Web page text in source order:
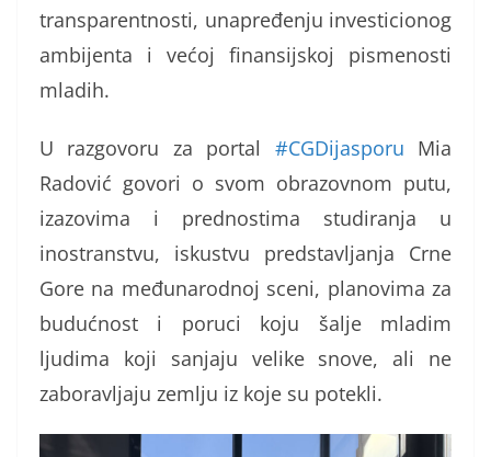
transparentnosti, unapređenju investicionog
ambijenta i većoj finansijskoj pismenosti
mladih.
U razgovoru za portal #CGDijasporu Mia
Radović govori o svom obrazovnom putu,
izazovima i prednostima studiranja u
inostranstvu, iskustvu predstavljanja Crne
Gore na međunarodnoj sceni, planovima za
budućnost i poruci koju šalje mladim
ljudima koji sanjaju velike snove, ali ne
zaboravljaju zemlju iz koje su potekli.